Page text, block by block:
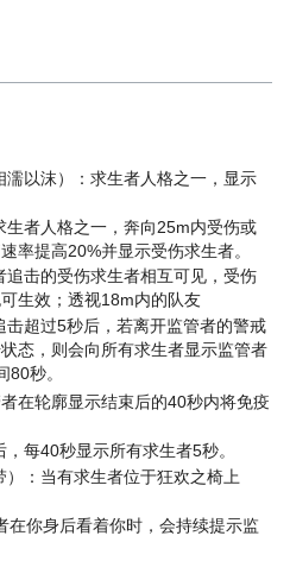
濡以沫）：求生者人格之一，显示
生者人格之一，奔向25m内受伤或
率提高20%并显示受伤求生者。
追击的受伤求生者相互可见，受伤
生效；透视18m内的队友
击超过5秒后，若离开监管者的警戒
态，则会向所有求生者显示监管者
80秒。
在轮廓显示结束后的40秒内将免疫
每40秒显示所有求生者5秒。
：当有求生者位于狂欢之椅上
在你身后看着你时，会持续提示监